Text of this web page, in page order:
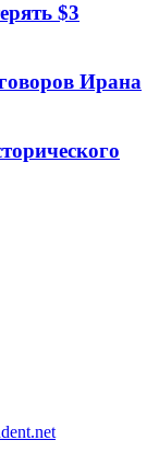
$3
Ирана